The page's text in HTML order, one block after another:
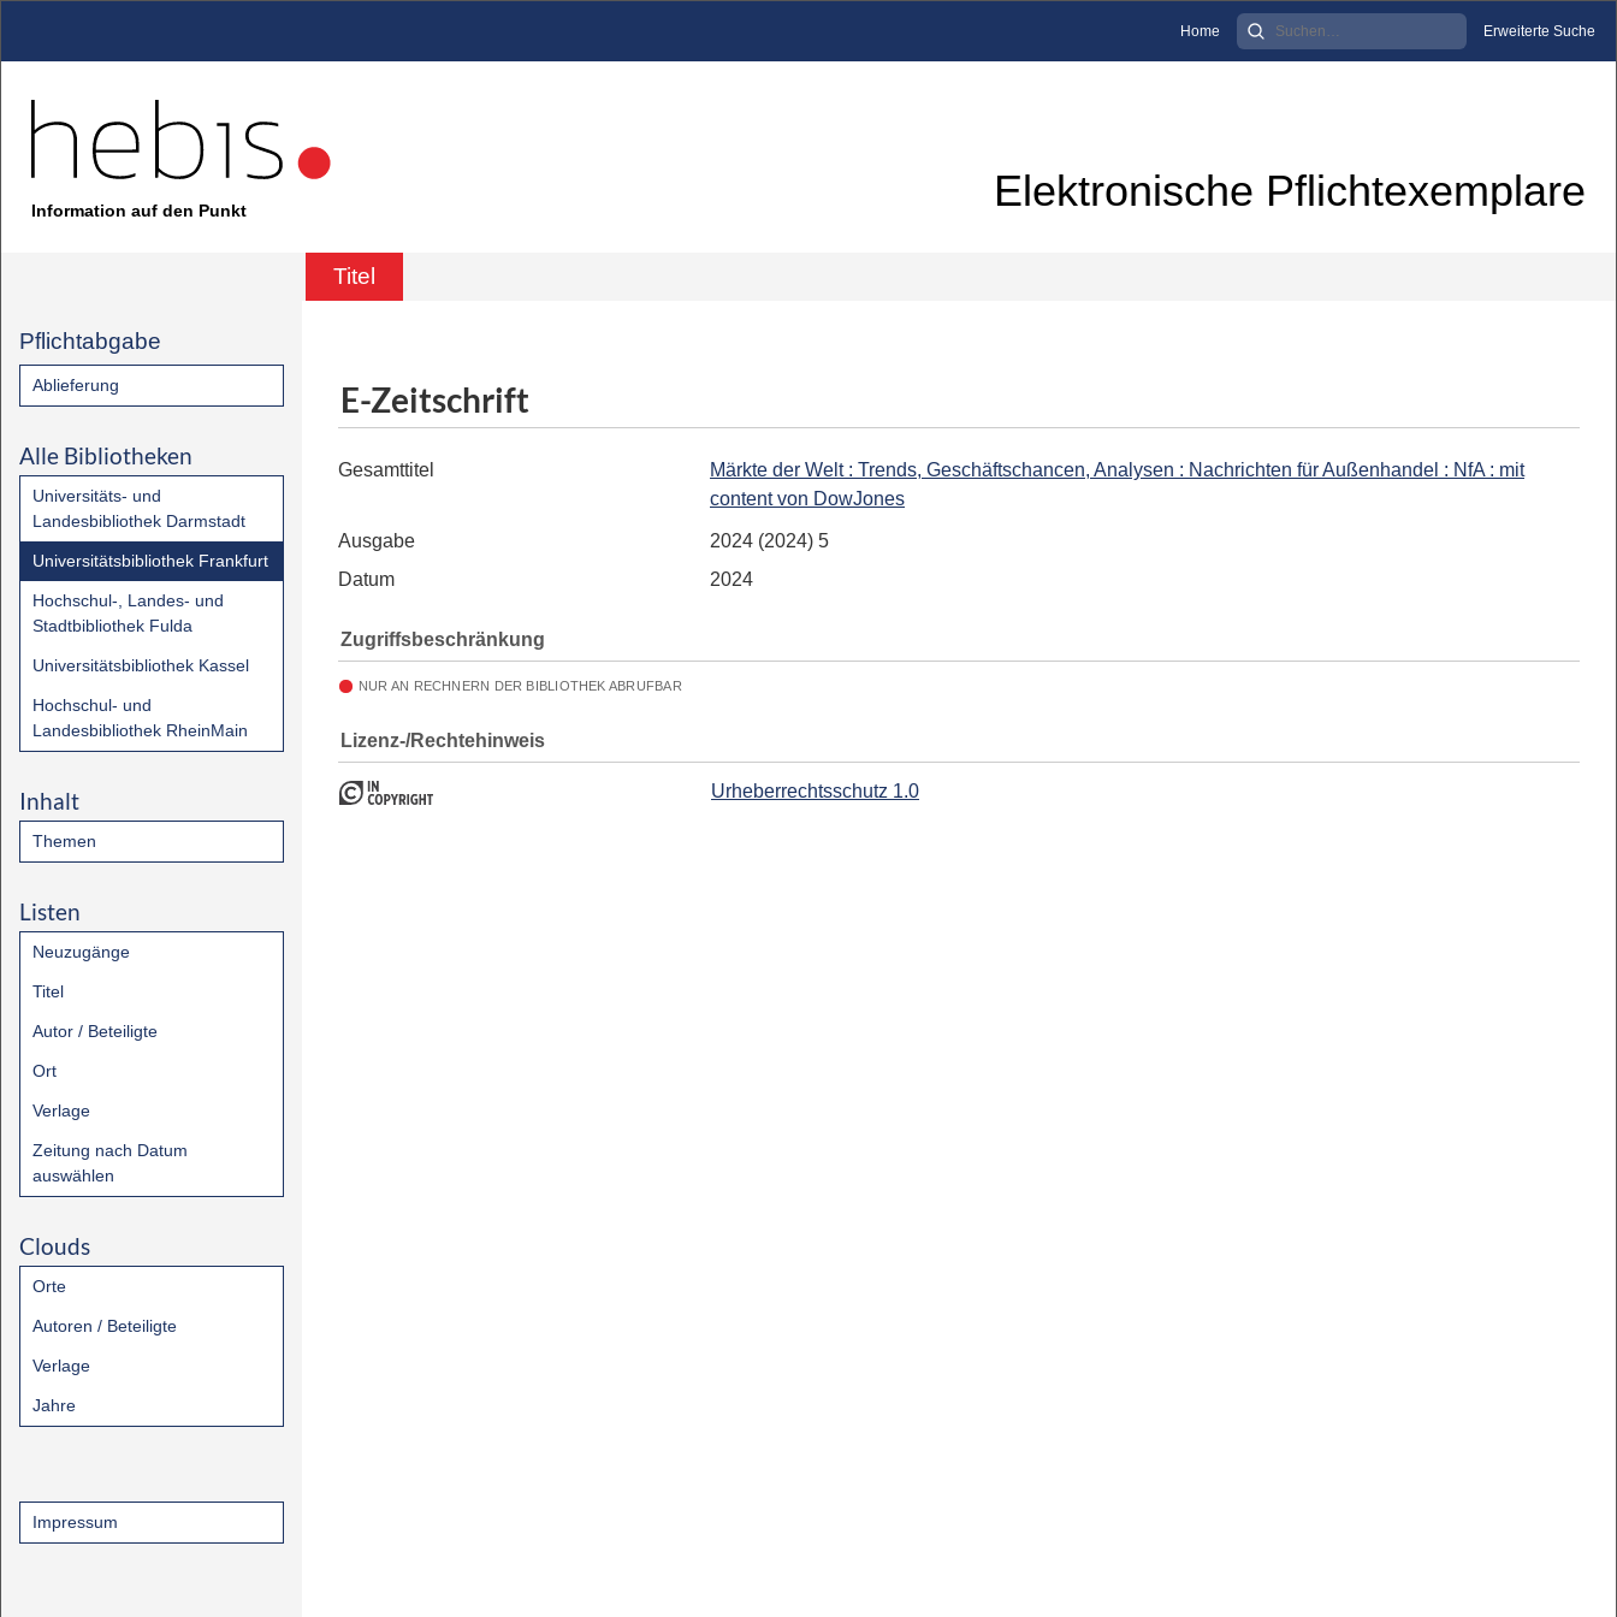
Home Erweiterte Suche
Information auf den Punkt Elektronische Pflichtexemplare
Titel
Pflichtabgabe
Ablieferung
Alle Bibliotheken
Universitäts- und
Landesbibliothek Darmstadt
Universitätsbibliothek Frankfurt
Hochschul-, Landes- und
Stadtbibliothek Fulda
Universitätsbibliothek Kassel
Hochschul- und
Landesbibliothek RheinMain
Inhalt
Themen
Listen
Neuzugänge
Titel
Autor / Beteiligte
Ort
Verlage
Zeitung nach Datum
auswählen
Clouds
Orte
Autoren / Beteiligte
Verlage
Jahre
Impressum
E-Zeitschrift
Gesamttitel
Märkte der Welt : Trends, Geschäftschancen, Analysen : Nachrichten für Außenhandel : NfA : mit
content von DowJones
Ausgabe
2024 (2024) 5
Datum
2024
Zugriffsbeschränkung
NUR AN RECHNERN DER BIBLIOTHEK ABRUFBAR
Lizenz-/Rechtehinweis
Urheberrechtsschutz 1.0